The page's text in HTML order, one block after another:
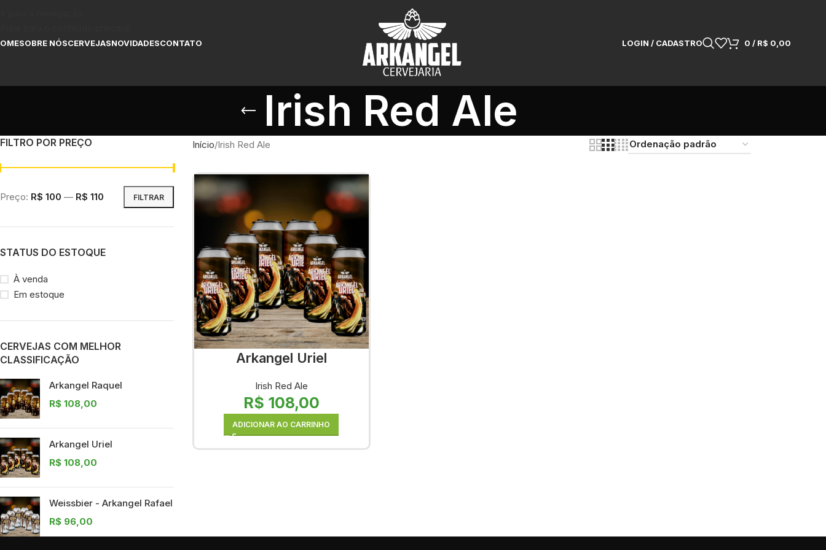
SOBRE NÓSCERVEJASNOVIDADESCONTATO LOGIN / CADASTRO 0 / R$ 0,00
Irish Red Ale
FILTRO POR PREÇO
FILTRAR
Preço: R$ 100 — R$ 110
STATUS DO ESTOQUE
À venda
Em estoque
CERVEJAS COM MELHOR
CLASSIFICAÇÃO
Arkangel Raquel
R$ 108,00
Arkangel Uriel
R$ 108,00
Weissbier - Arkangel Rafael
R$ 96,00
Início Irish Red Ale
Arkangel Uriel
Irish Red Ale
R$ 108,00
ADICIONAR AO CARRINHO